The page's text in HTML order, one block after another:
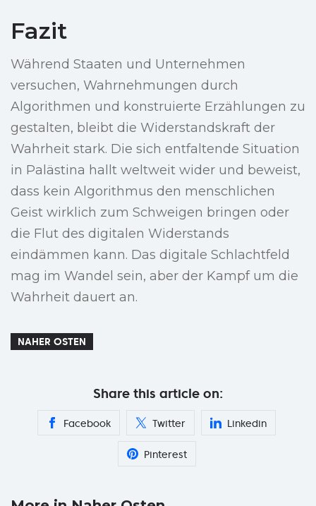
Fazit
Während Staaten und Unternehmen
versuchen, Wahrnehmungen durch
Algorithmen und konstruierte Erzählungen zu
gestalten, bleibt die Widerstandskraft der
Wahrheit stark. Die sich entfaltende Situation
in Palästina hallt weltweit wider und beweist,
dass kein Algorithmus den menschlichen
Geist wirklich zum Schweigen bringen oder
die Flut des digitalen Widerstands
eindämmen kann. Das digitale Schlachtfeld
mag im Wandel sein, aber der Kampf um die
Wahrheit dauert an.
NAHER OSTEN
Share this article on:
Facebook Twitter Linkedin
Pinterest